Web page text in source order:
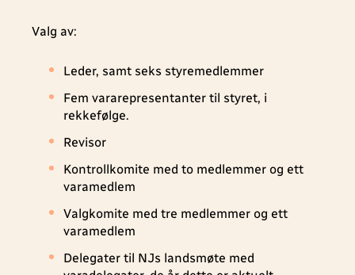
Valg av:
Leder, samt seks styremedlemmer
Fem vararepresentanter til styret, i
rekkefølge.
Revisor
Kontrollkomite med to medlemmer og ett
varamedlem
Valgkomite med tre medlemmer og ett
varamedlem
Delegater til NJs landsmøte med